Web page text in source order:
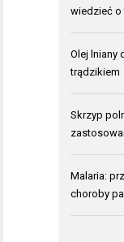
wiedzieć o
Olej lniany
trądzikiem
Skrzyp
Malaria:
choroby